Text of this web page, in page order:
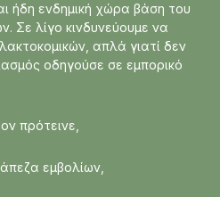
ήδη ενδημική χώρα βάση του
Σε λίγο κινδυνεύουμε να
απλά γιατί δεν
οδηγούσε σε εμπορικό
πρότεινε,
εμβολίων,